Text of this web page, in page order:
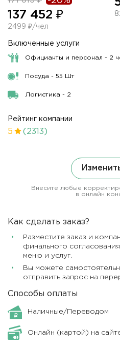
137 452 ₽
2499 ₽/чел
Включенные услуги
Официанты и персонал - 2
Посуда - 55 Шт
Логистика - 2
Рейтинг компании
5 (2313)
Внесите любые
в онлайн
Как сделать заказ?
Разместите заказ и
финального
меню и услуг.
Вы можете
отправить запрос на
Способы оплаты
Наличные/Переводом
Онлайн (картой) на